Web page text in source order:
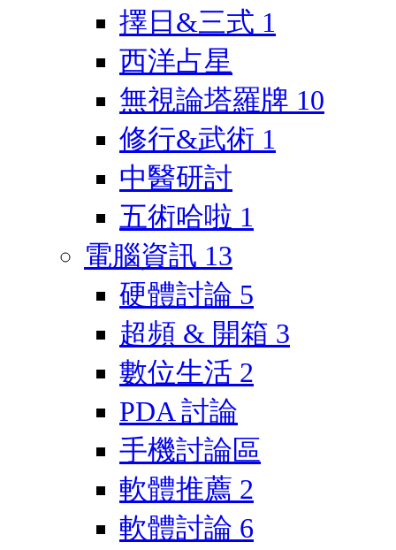
擇日&三式 1
西洋占星
無視論塔羅牌 10
修行&武術 1
中醫研討
五術哈啦 1
電腦資訊 13
硬體討論 5
超頻 & 開箱 3
數位生活 2
PDA 討論
手機討論區
軟體推薦 2
軟體討論 6